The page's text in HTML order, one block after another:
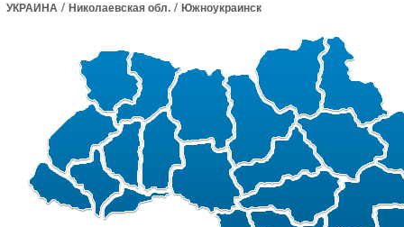
УКРАИНА / Николаевская обл. / Южноукраинск